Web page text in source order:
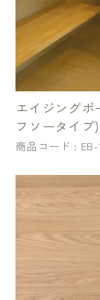
エイジングボ
フソータイプ)
商品コード : EB-